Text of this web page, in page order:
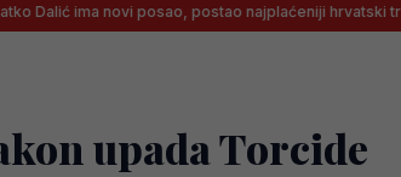
novi posao, postao najplaćeniji hrvatski trener ikada!
upada Torcide